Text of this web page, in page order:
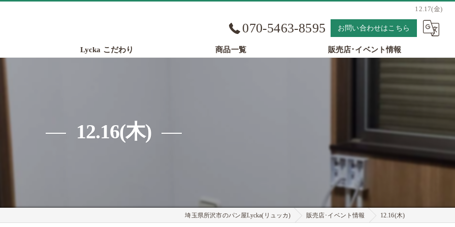
12.17(金)
070-5463-8595 お問い合わせはこちら
Lycka こだわり 商品一覧 販売店･イベント情報
12.16(木)
埼玉県所沢市のパン屋Lycka(リュッカ) 販売店･イベント情報 12.16(木)